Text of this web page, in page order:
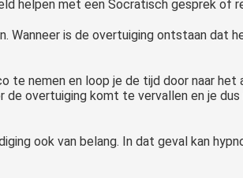
helpen met een Socratisch gesprek of
is de overtuiging ontstaan dat
nemen en loop je de tijd door naar
overtuiging komt te vervallen en je
ook van belang. In dat geval kan